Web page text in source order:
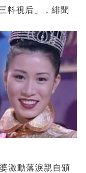
料視后」，緋聞
激動落淚親自頒